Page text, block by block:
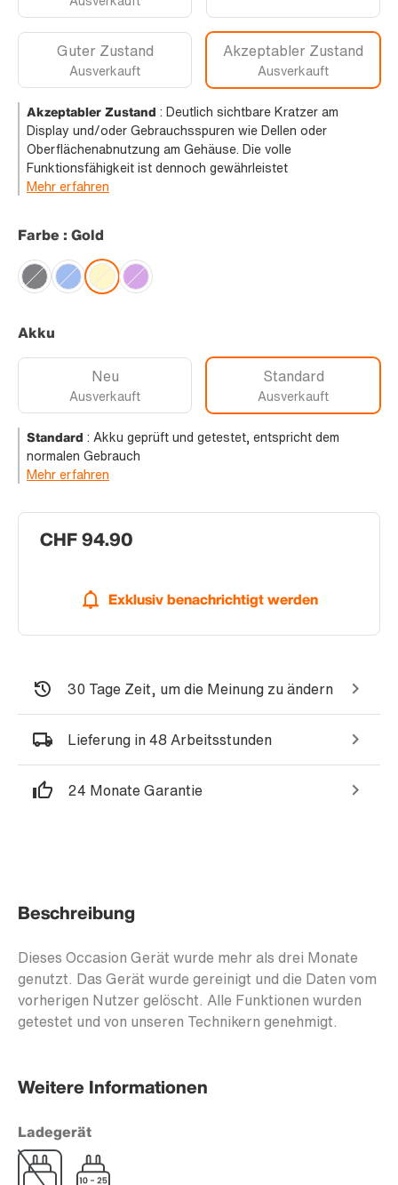
CHF 94.90
Exklusiv benachrichtigt werden
Guter Zustand
Ausverkauft
Akzeptabler Zustand
Ausverkauft
Akzeptabler Zustand : Deutlich sichtbare Kratzer am
Display und/oder Gebrauchsspuren wie Dellen oder
Oberflächenabnutzung am Gehäuse. Die volle
Funktionsfähigkeit ist dennoch gewährleistet
Mehr erfahren
Farbe : Gold
Akku
Neu
Ausverkauft
Standard
Ausverkauft
Standard : Akku geprüft und getestet, entspricht dem
normalen Gebrauch
Mehr erfahren
30 Tage Zeit, um die Meinung zu ändern
Lieferung in 48 Arbeitsstunden
24 Monate Garantie
Beschreibung
Dieses Occasion Gerät wurde mehr als drei Monate
genutzt. Das Gerät wurde gereinigt und die Daten vom
vorherigen Nutzer gelöscht. Alle Funktionen wurden
getestet und von unseren Technikern genehmigt.
Weitere Informationen
Ladegerät